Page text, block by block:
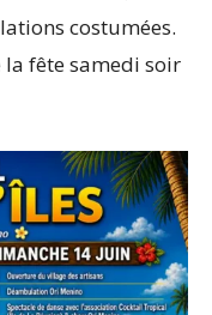
costumées.
la fête samedi soir